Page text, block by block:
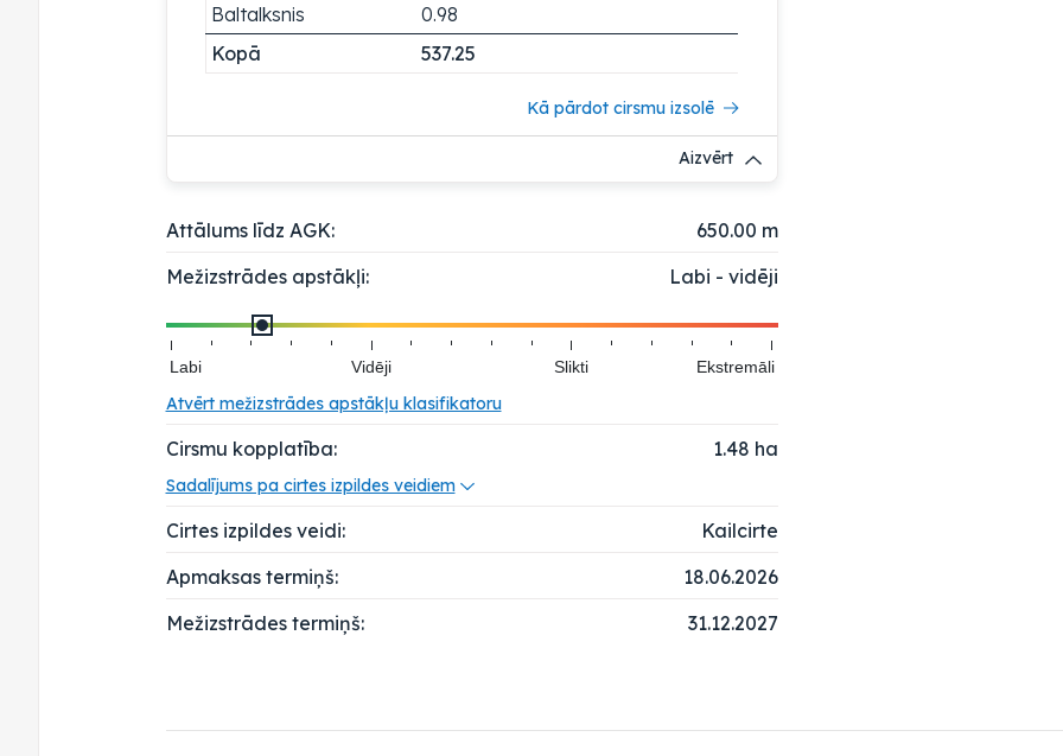
Baltalksnis
0.98
Kopā
537.25
Kā pārdot cirsmu izsolē
Aizvērt
Attālums līdz AGK:
650.00 m
Mežizstrādes apstākļi:
Labi - vidēji
Labi Vidēji Slikti Ekstremāli
Atvērt mežizstrādes apstākļu klasifikatoru
Cirsmu kopplatība: 1.48 ha
Sadalījums pa cirtes izpildes veidiem
Cirtes izpildes veidi:
Kailcirte
Apmaksas termiņš:
18.06.2026
Mežizstrādes termiņš:
31.12.2027